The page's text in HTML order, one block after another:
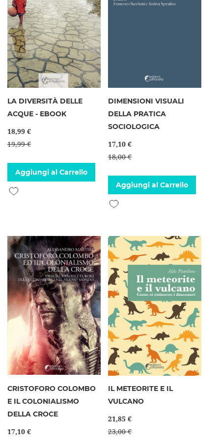
LA DIVERSITÀ DELLE
ACQUE - EBOOK
18,99 €
19,99 €
Aggiungi al Carrello
Aggiungi alla lista desideri
DIMENSIONI VISUALI
DELLA PRATICA
SOCIOLOGICA
17,10 €
18,00 €
Aggiungi al Carrello
Aggiungi alla lista desideri
CRISTOFORO COLOMBO
E IL COLONIALISMO
DELLA CROCE
17,10 €
IL METEORITE E IL
VULCANO
21,85 €
23,00 €